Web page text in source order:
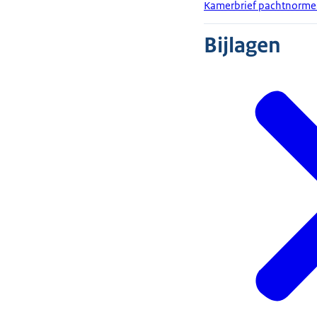
Kamerbrief
Bijlagen